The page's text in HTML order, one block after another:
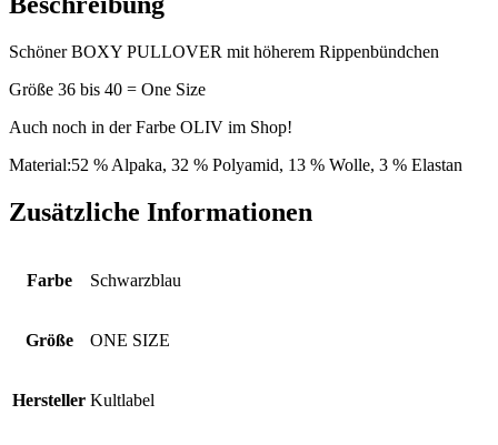
Schöner BOXY PULLOVER mit höherem Rippenbündchen
Größe 36 bis 40 = One Size
Auch noch in der Farbe OLIV im Shop!
Material:52 % Alpaka, 32 % Polyamid, 13 % Wolle, 3 % Elastan
Zusätzliche Informationen
Farbe Schwarzblau
Größe ONE SIZE
Hersteller Kultlabel